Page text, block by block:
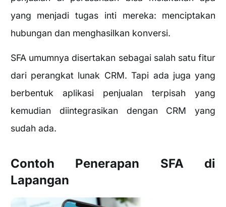
yang menjadi tugas inti mereka: menciptakan
hubungan dan menghasilkan konversi.
SFA umumnya disertakan sebagai salah satu fitur
dari perangkat lunak CRM. Tapi ada juga yang
berbentuk aplikasi penjualan terpisah yang
kemudian diintegrasikan dengan CRM yang
sudah ada.
Contoh Penerapan SFA di
Lapangan